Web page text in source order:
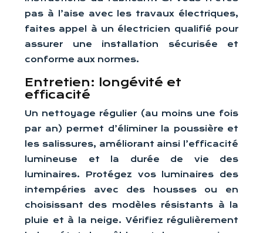
pas à l’aise avec les travaux électriques,
faites appel à un électricien qualifié pour
assurer une installation sécurisée et
conforme aux normes.
Entretien: longévité et
efficacité
Un nettoyage régulier (au moins une fois
par an) permet d’éliminer la poussière et
les salissures, améliorant ainsi l’efficacité
lumineuse et la durée de vie des
luminaires. Protégez vos luminaires des
intempéries avec des housses ou en
choisissant des modèles résistants à la
pluie et à la neige. Vérifiez régulièrement